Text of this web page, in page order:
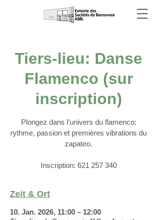
Tiers-lieu: Danse
Flamenco (sur
inscription)
Plongez dans l’univers du flamenco:
rythme, passion et premières vibrations du
zapateo.
Inscription: 621 257 340
Zeit & Ort
10. Jan. 2026, 11:00 – 12:00